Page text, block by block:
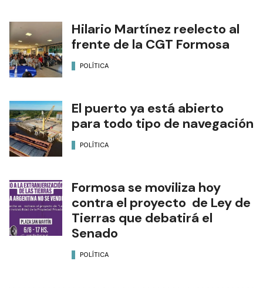
Hilario Martínez reelecto al
frente de la CGT Formosa
POLÍTICA
El puerto ya está abierto
para todo tipo de navegación
POLÍTICA
Formosa se moviliza hoy
contra el proyecto de Ley de
Tierras que debatirá el
Senado
POLÍTICA